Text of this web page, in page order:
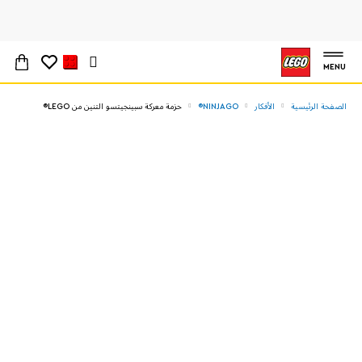
MENU
الصفحة الرئيسية الأفكار NINJAGO® حزمة معركة سبينجيتسو التنين من LEGO®